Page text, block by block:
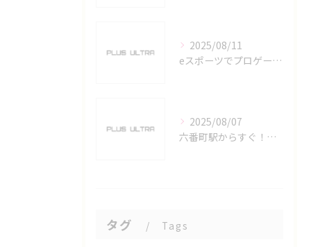
2025/08/11
eスポーツでプロゲーマーを目指す愛知県名古屋市の最新キャリアガイド
2025/08/07
六番町駅からすぐ！名古屋のeスポーツ施設で快適なプレイ環境を確保
タグ Tags